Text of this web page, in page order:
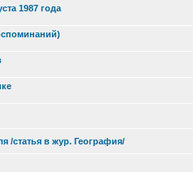
1987 года
/статья в жур. География/